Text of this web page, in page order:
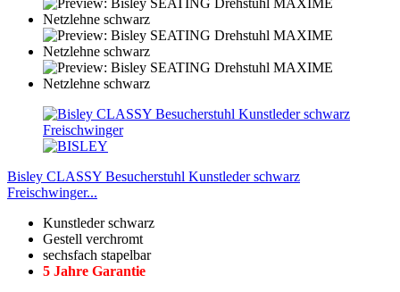
Bisley CLASSY Besucherstuhl Kunstleder schwarz
Freischwinger...
Kunstleder schwarz
Gestell verchromt
sechsfach stapelbar
5 Jahre Garantie